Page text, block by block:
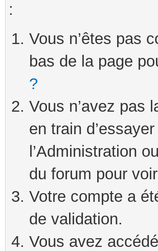
:
Vous n’êtes pas
bas de la page
?
Vous n’avez pas
en train
l’Administration
du forum pour
Votre compte a
de validation.
Vous avez